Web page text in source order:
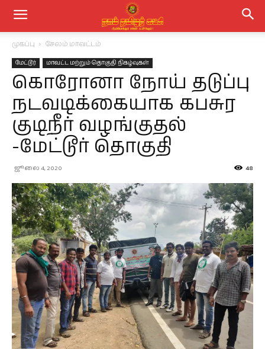
முகப்பு சேலம் மாவட்டம்
மேட்டூர் மாவட்ட மற்றும் தொகுதி நிகழ்வுகள்
கொரோனா நோய் தடுப்பு
நடவடிக்கையாக கபசுர
குடிநீர் வழங்குதல்
-மேட்டூர் தொகுதி
ஜூலை 4, 2020 48